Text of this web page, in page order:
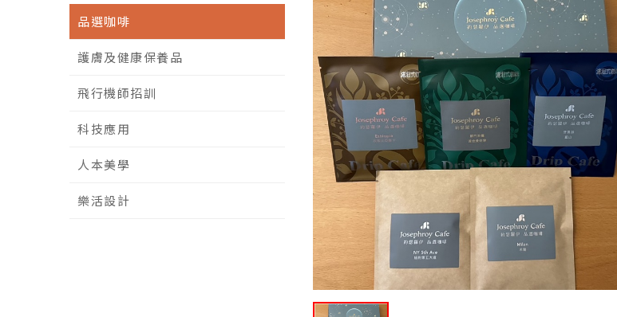
品選咖啡
護膚及健康保養品
飛行機師招訓
科技應用
人本美學
樂活設計